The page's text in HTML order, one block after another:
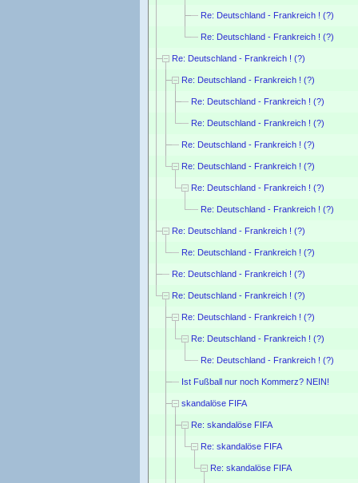
Re: Deutschland - Frankreich ! (?)
Re: Deutschland - Frankreich ! (?)
Re: Deutschland - Frankreich ! (?)
Re: Deutschland - Frankreich ! (?)
Re: Deutschland - Frankreich ! (?)
Re: Deutschland - Frankreich ! (?)
Re: Deutschland - Frankreich ! (?)
Re: Deutschland - Frankreich ! (?)
Re: Deutschland - Frankreich ! (?)
Re: Deutschland - Frankreich ! (?)
Re: Deutschland - Frankreich ! (?)
Re: Deutschland - Frankreich ! (?)
Re: Deutschland - Frankreich ! (?)
Re: Deutschland - Frankreich ! (?)
Re: Deutschland - Frankreich ! (?)
Re: Deutschland - Frankreich ! (?)
Re: Deutschland - Frankreich ! (?)
Ist Fußball nur noch Kommerz? NEIN!
skandalöse FIFA
Re: skandalöse FIFA
Re: skandalöse FIFA
Re: skandalöse FIFA